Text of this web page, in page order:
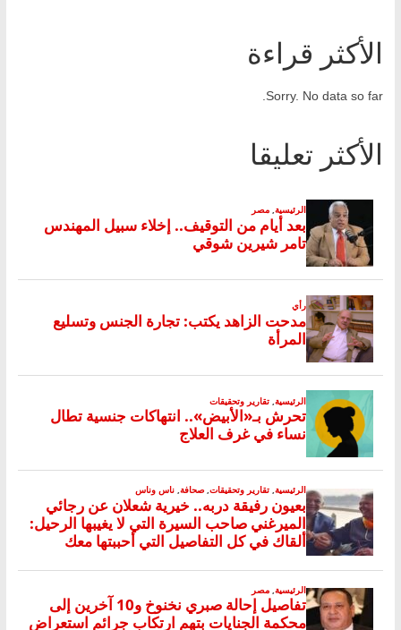
الأكثر قراءة
Sorry. No data so far.
الأكثر تعليقا